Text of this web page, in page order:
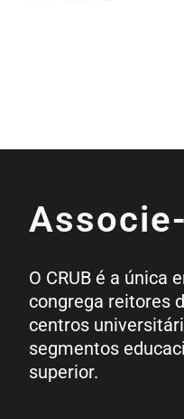
O CRUB é a única
congrega reitores
centros
segmentos
superior.